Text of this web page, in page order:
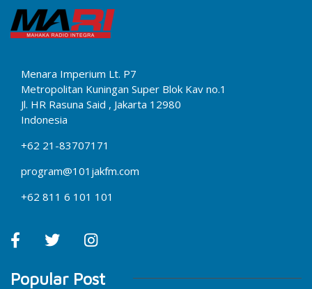
Menara Imperium Lt. P7
Metropolitan Kuningan Super Blok Kav no.1
Jl. HR Rasuna Said , Jakarta 12980
Indonesia
+62 21-83707171
program@101jakfm.com
+62 811 6 101 101
Popular Post